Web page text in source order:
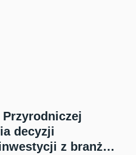
decyzji
z branży